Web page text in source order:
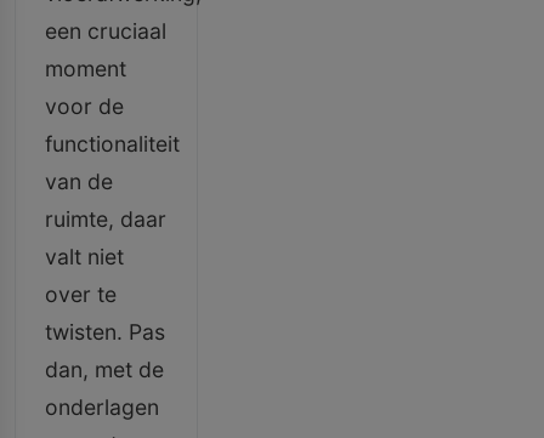
een cruciaal
moment
voor de
functionaliteit
van de
ruimte, daar
valt niet
over te
twisten. Pas
dan, met de
onderlagen